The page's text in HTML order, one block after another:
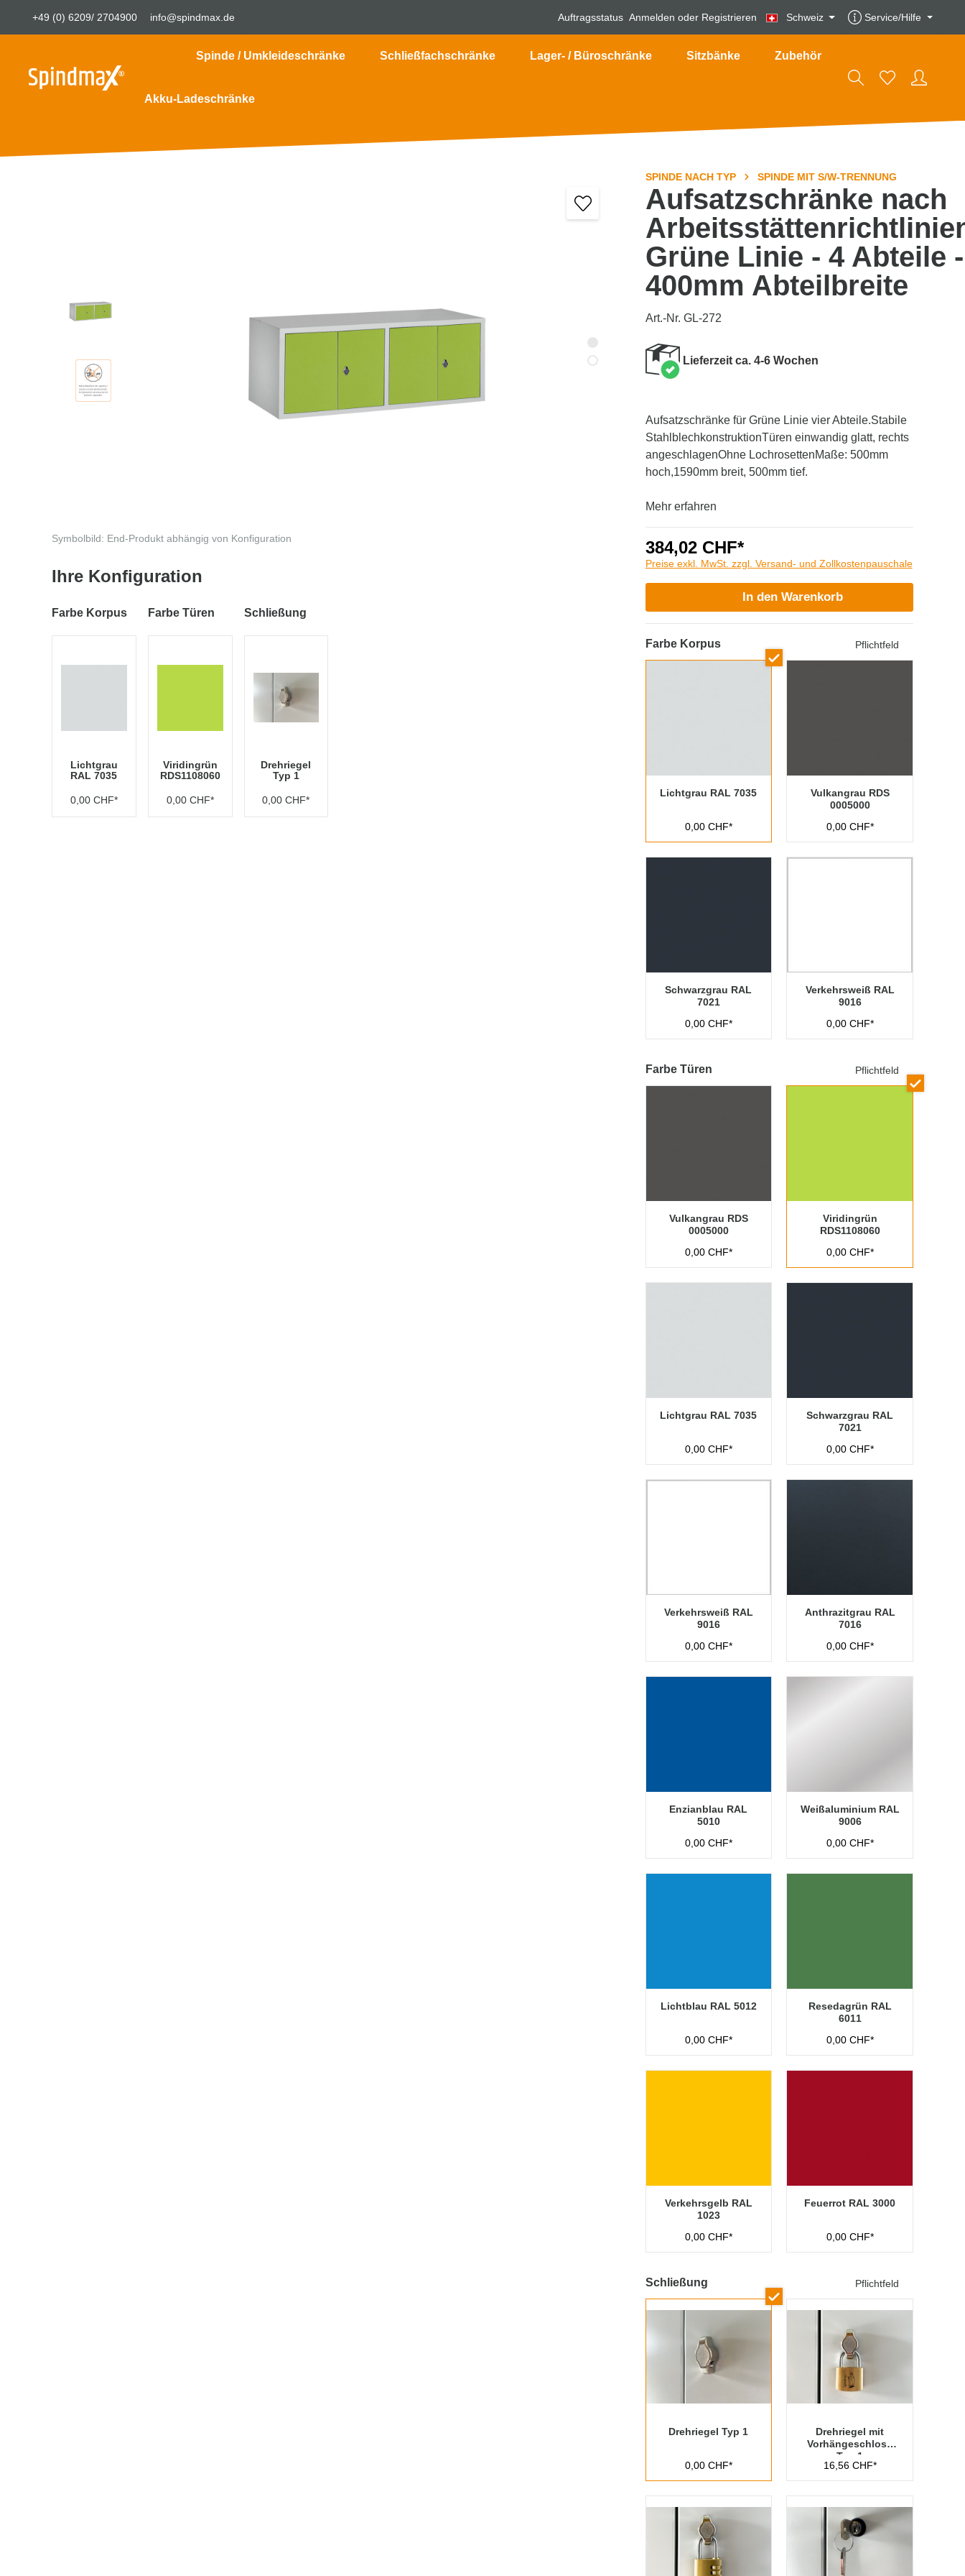
+49 (0) 6209/ 2704900 info@spindmax.de Auftragsstatus Anmelden oder Registrieren Schweiz Service/Hilfe
Spinde / Umkleideschränke Schließfachschränke Lager- / Büroschränke Sitzbänke Zubehör
Akku-Ladeschränke
Symbolbild: End-Produkt abhängig von Konfiguration
Ihre Konfiguration
Farbe Korpus
Lichtgrau
RAL 7035
0,00 CHF*
Farbe Türen
Viridingrün
RDS1108060
0,00 CHF*
Schließung
Drehriegel
Typ 1
0,00 CHF*
SPINDE NACH TYP SPINDE MIT S/W-TRENNUNG
Aufsatzschränke nach
Grüne Linie - 4 Abteile -
400mm Abteilbreite
Art.-Nr. GL-272
Lieferzeit ca. 4-6 Wochen
Aufsatzschränke für Grüne Linie vier Abteile.Stabile
StahlblechkonstruktionTüren einwandig glatt, rechts
angeschlagenOhne LochrosettenMaße: 500mm
hoch,1590mm breit, 500mm tief.
Mehr erfahren
384,02 CHF*
Preise exkl. MwSt. zzgl. Versand- und Zollkostenpauschale
In den Warenkorb
Farbe Korpus Pflichtfeld
Lichtgrau RAL 7035
0,00 CHF*
Vulkangrau RDS
0005000
0,00 CHF*
Schwarzgrau RAL
7021
0,00 CHF*
Verkehrsweiß RAL
9016
0,00 CHF*
Farbe Türen Pflichtfeld
Vulkangrau RDS
0005000
0,00 CHF*
Viridingrün
RDS1108060
0,00 CHF*
Lichtgrau RAL 7035
0,00 CHF*
Schwarzgrau RAL
7021
0,00 CHF*
Verkehrsweiß RAL
9016
0,00 CHF*
Anthrazitgrau RAL
7016
0,00 CHF*
Enzianblau RAL
5010
0,00 CHF*
Weißaluminium RAL
9006
0,00 CHF*
Lichtblau RAL 5012
0,00 CHF*
Resedagrün RAL
6011
0,00 CHF*
Verkehrsgelb RAL
1023
0,00 CHF*
Feuerrot RAL 3000
0,00 CHF*
Schließung Pflichtfeld
Drehriegel Typ 1
0,00 CHF*
Drehriegel mit
Vorhängeschloss
Typ 1
16,56 CHF*